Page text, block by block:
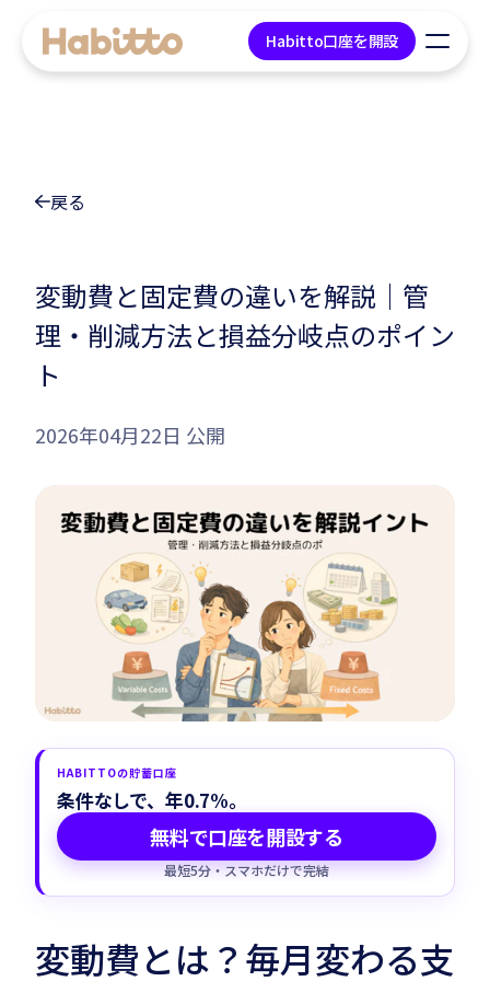
Habitto口座を開設
マネープラン相談
会社情報
Habitto口座を開設
戻る
変動費と固定費の違いを解説｜管
理・削減方法と損益分岐点のポイン
ト
2026年04月22日 公開
HABITTOの貯蓄口座
条件なしで、年0.7%。
無料で口座を開設する
最短5分・スマホだけで完結
変動費とは？毎月変わる支